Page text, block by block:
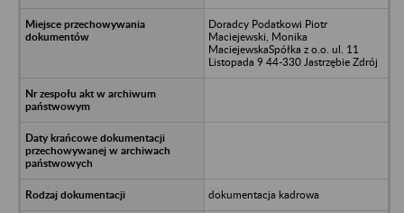
Doradcy Podatkowi Piotr
Maciejewski, Monika
MaciejewskaSpółka z o.o. ul. 11
Listopada 9 44-330 Jastrzębie Zdrój
dokumentacja kadrowa